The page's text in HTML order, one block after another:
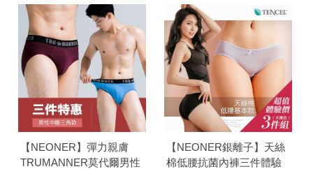
【NEONER】彈力親膚
TRUMANNER莫代爾男性
【NEONER銀離子】天絲
棉低腰抗菌內褲三件體驗